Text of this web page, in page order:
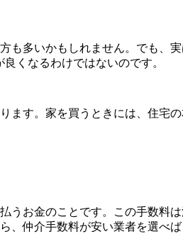
も多いかもしれません。でも、
くなるわけではないのです。
ます。家を買うときには、住
うお金のことです。この手数料
仲介手数料が安い業者を選べ